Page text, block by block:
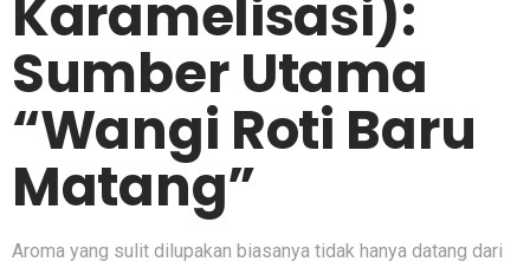
Karamelisasi):
Sumber Utama
“Wangi Roti Baru
Matang”
Aroma yang sulit dilupakan biasanya tidak hanya datang dari